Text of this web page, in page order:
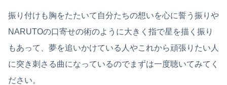
振り付けも胸をたたいて自分たちの想いを心に誓う振りや
NARUTOの口寄せの術のように大きく指で星を描く振り
もあって、夢を追いかけている人やこれから頑張りたい人
に突き刺さる曲になっているのでまずは一度聴いてみてく
ださい。